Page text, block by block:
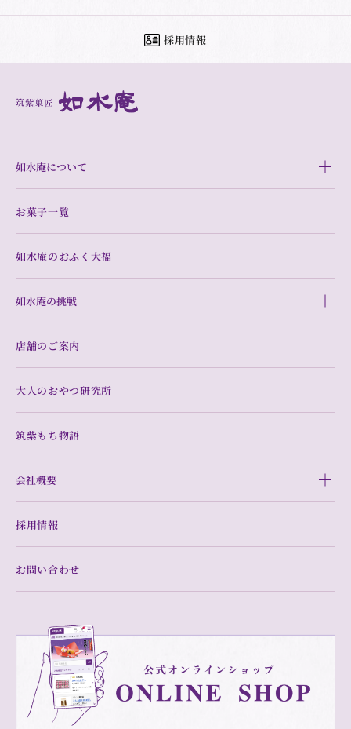
採用情報
如水庵について
お菓子一覧
如水庵のおふく大福
如水庵の挑戦
店舗のご案内
大人のおやつ研究所
筑紫もち物語
会社概要
採用情報
お問い合わせ